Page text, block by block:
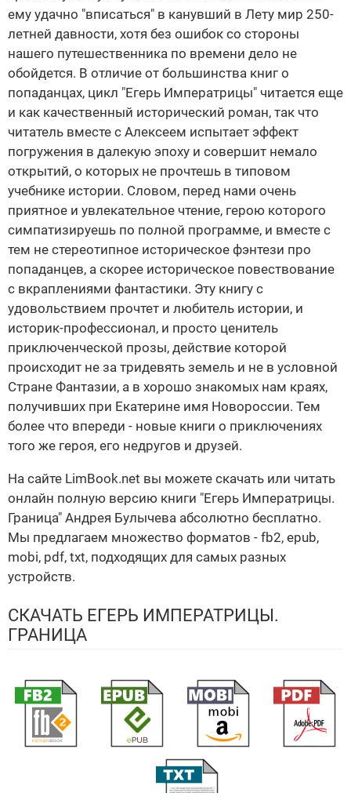
ему удачно "вписаться" в канувший в Лету мир 250-
летней давности, хотя без ошибок со стороны
нашего путешественника по времени дело не
обойдется. В отличие от большинства книг о
попаданцах, цикл "Егерь Императрицы" читается еще
и как качественный исторический роман, так что
читатель вместе с Алексеем испытает эффект
погружения в далекую эпоху и совершит немало
открытий, о которых не прочтешь в типовом
учебнике истории. Словом, перед нами очень
приятное и увлекательное чтение, герою которого
симпатизируешь по полной программе, и вместе с
тем не стереотипное историческое фэнтези про
попаданцев, а скорее историческое повествование
с вкраплениями фантастики. Эту книгу с
удовольствием прочтет и любитель истории, и
историк-профессионал, и просто ценитель
приключенческой прозы, действие которой
происходит не за тридевять земель и не в условной
Стране Фантазии, а в хорошо знакомых нам краях,
получивших при Екатерине имя Новороссии. Тем
более что впереди - новые книги о приключениях
того же героя, его недругов и друзей.
На сайте LimBook.net вы можете скачать или читать
онлайн полную версию книги "Егерь Императрицы.
Граница" Андрея Булычева абсолютно бесплатно.
Мы предлагаем множество форматов - fb2, epub,
mobi, pdf, txt, подходящих для самых разных
устройств.
СКАЧАТЬ ЕГЕРЬ ИМПЕРАТРИЦЫ.
ГРАНИЦА